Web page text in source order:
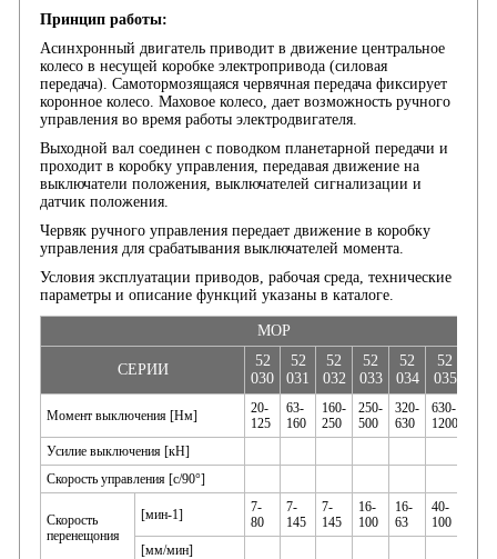
Принцип работы:
Aсинхронный двигатель приводит в движение центральное
колесо в несущей коробке электропривода (силовая
передача). Самотормозящаяся червячная передача фиксирует
коронное колесо. Мaховое колесо, дает возможность ручного
управления во время работы электродвигателя.
Выходной вал соединен с поводком планетарной передачи и
проходит в коробку управления, передавая движение на
выключатели положения, выключателей сигнализации и
датчик положения.
Червяк ручного управления передает движение в коробку
управления для срабатывания выключателей момента.
Условия эксплуатации приводов, рабочая среда, технические
параметры и описание функций указаны в каталоге.
MOP
СЕРИИ
52
030
52
031
52
032
52
033
52
034
52
035
Момент выключения [Нм]
20-
125
63-
160
160-
250
250-
500
320-
630
630-
1200
Усилие выключения [кН]
Скорость управления [с/90°]
Скорость
перенещония
[мин-1]
7-
80
7-
145
7-
145
16-
100
16-
63
40-
100
[мм/мин]